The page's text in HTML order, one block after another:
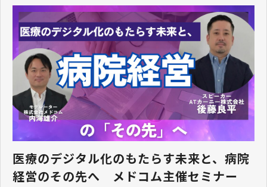
医療のデジタル化のもたらす未来と、病院
経営のその先へ メドコム主催セミナー